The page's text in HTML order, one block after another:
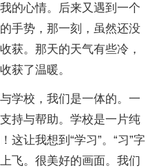
的心情。后来又遇到一个
手势，那一刻，虽然还没
获。那天的天气有些冷，
获了温暖。
学校，我们是一体的。一
持与帮助。学校是一片纯
这让我想到“学习”。“习”字
飞。很美好的画面。我们